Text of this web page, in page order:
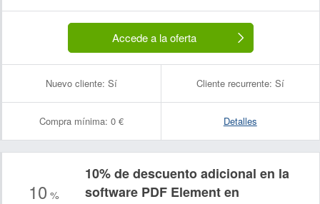
Accede a la oferta
Nuevo cliente: Sí Cliente recurrente: Sí
Compra mínima: 0 € Detalles
10 %
10% de descuento adicional en la
software PDF Element en